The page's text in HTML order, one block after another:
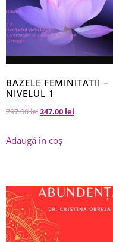
BAZELE FEMINITATII –
NIVELUL 1
797.00lei247.00 lei
Adaugă în coș